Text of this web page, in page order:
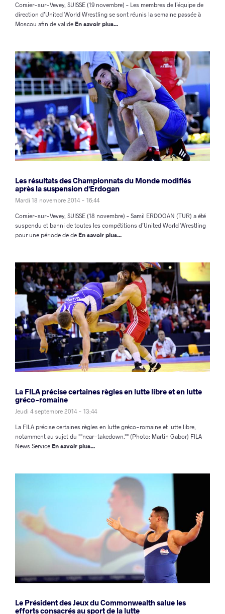
Corsier-sur-Vevey, SUISSE (19 novembre) – Les membres de l’équipe de
direction d’United World Wrestling se sont réunis la semaine passée à
Moscou afin de valideEn savoir plus...
Les résultats des Championnats du Monde modifiés
après la suspension d'Erdogan
Mardi 18 novembre 2014 - 16:44
Corsier-sur-Vevey, SUISSE (18 novembre) – Samil ERDOGAN (TUR) a été
suspendu et banni de toutes les compétitions d’United World Wrestling
pour une période de deEn savoir plus...
La FILA précise certaines règles en lutte libre et en lutte
gréco-romaine
Jeudi 4 septembre 2014 - 13:44
La FILA précise certaines règles en lutte gréco-romaine et lutte libre,
notamment au sujet du ""near-takedown."" (Photo: Martin Gabor) FILA
News ServiceEn savoir plus...
Le Président des Jeux du Commonwealth salue les
efforts consacrés au sport de la lutte